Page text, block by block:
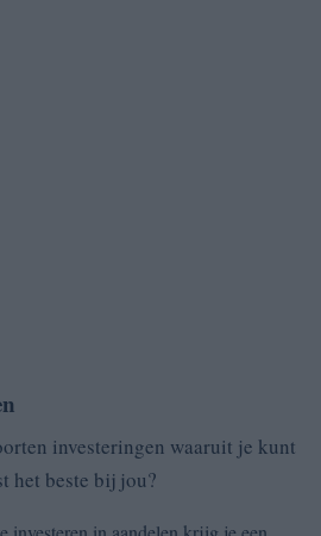
investeringen waaruit je kunt
het beste bij jou?